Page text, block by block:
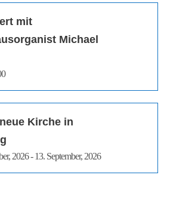
mit
Michael
Kirche in
2026 - 13. September, 2026